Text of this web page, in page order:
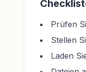
Prüfen
Stellen
Laden